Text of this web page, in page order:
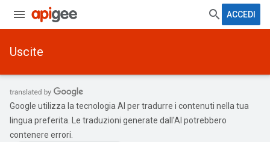
ACCEDI
Uscite
Google utilizza la tecnologia AI per tradurre i contenuti nella tua
lingua preferita. Le traduzioni generate dall'AI potrebbero
contenere errori.